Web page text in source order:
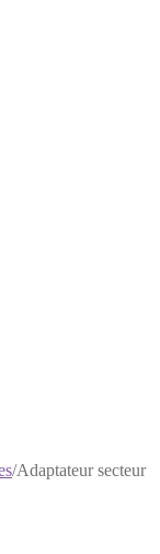
/Adaptateur secteur